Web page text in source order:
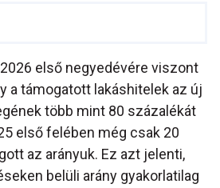
első negyedévére viszont
a támogatott lakáshitelek az új
több mint 80 százalékát
első felében még csak 20
az arányuk. Ez azt jelenti,
belüli arány gyakorlatilag